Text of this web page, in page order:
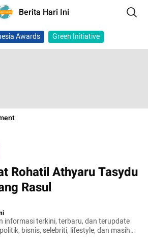
Berita Hari Ini
Awards Green Initiative
Rohatil Athyaru Tasydu
Rasul
informasi terkini, terbaru, dan terupdate
bisnis, selebriti, lifestyle, dan masih